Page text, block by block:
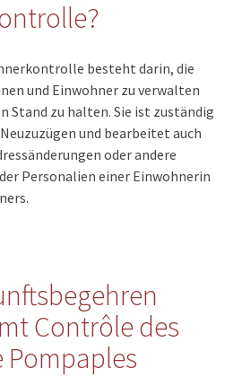
besteht darin, die
und Einwohner zu verwalten
Stand zu halten. Sie ist zuständig
und bearbeitet auch
oder andere
Personalien einer Einwohnerin
Contrôle des